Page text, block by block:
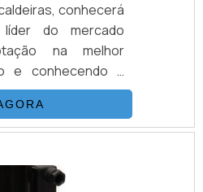
conhecerá
do mercado
na melhor
e conhecendo a
a
gás para caldeiras,
de obra da PS
em manutenção